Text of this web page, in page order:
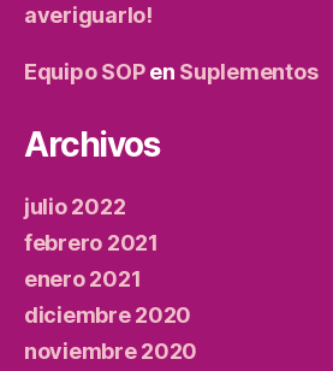
averiguarlo!
Equipo SOPen Suplementos
Archivos
julio 2022
febrero 2021
enero 2021
diciembre 2020
noviembre 2020